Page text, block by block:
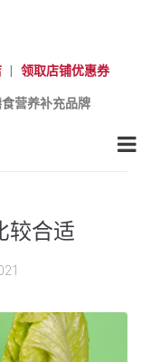
领取店铺优惠券
营养补充品牌
较合适